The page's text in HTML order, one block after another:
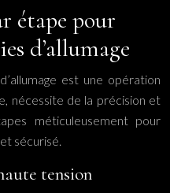
étape pour
d’allumage
est une opération
nécessite de la précision et
méticuleusement pour
sécurisé.
tension